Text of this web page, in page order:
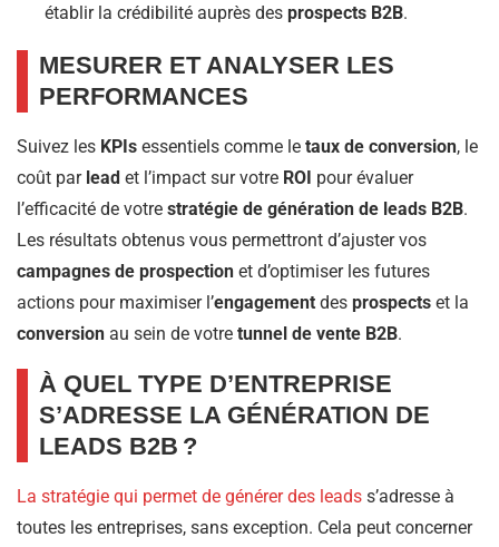
établir la crédibilité auprès des prospects B2B.
MESURER ET ANALYSER LES
PERFORMANCES
Suivez les KPIs essentiels comme le taux de conversion, le
coût par lead et l’impact sur votre ROI pour évaluer
l’efficacité de votre stratégie de génération de leads B2B.
Les résultats obtenus vous permettront d’ajuster vos
campagnes de prospection et d’optimiser les futures
actions pour maximiser l’engagement des prospects et la
conversion au sein de votre tunnel de vente B2B.
À QUEL TYPE D’ENTREPRISE
S’ADRESSE LA GÉNÉRATION DE
LEADS B2B ?
La stratégie qui permet de générer des leads s’adresse à
toutes les entreprises, sans exception. Cela peut concerner